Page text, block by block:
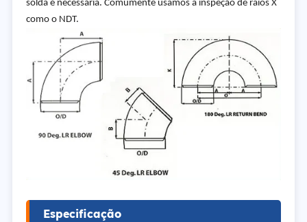
solda é necessária. Comumente usamos a inspeção de raios X
como o NDT.
Especificação